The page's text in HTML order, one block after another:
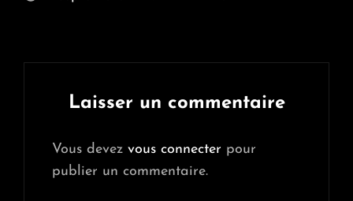
Laisser un commentaire
Vous devez vous connecter pour
publier un commentaire.